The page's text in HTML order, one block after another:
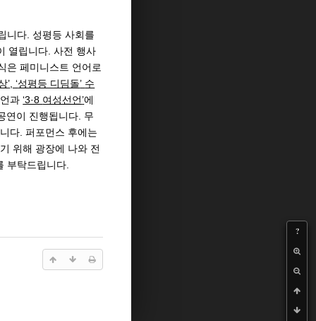
?
니다. 성평등 사회를
열립니다. 사전 행사
은 페미니스트 언어로
’, ‘성평등 디딤돌’ 수
언과‘3·8 여성선언’에
연이 진행됩니다. 무
다. 퍼포먼스 후에는
위해 광장에 나와 전
부탁드립니다.